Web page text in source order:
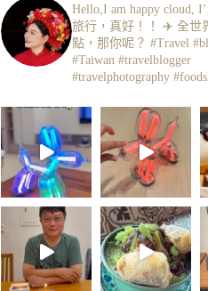
Hello,I am happy cloud,
旅行，真好！！ ✈️ 全世
點，那你呢？ #Travel
#Taiwan #travelblogger
#travelphotography